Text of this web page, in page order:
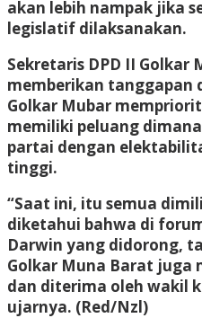
akan lebih nampak jika
legislatif dilaksanakan.
Sekretaris DPD II Golkar
memberikan tanggapan
Golkar Mubar
memiliki peluang
partai dengan
tinggi.
“Saat ini, itu semua
diketahui bahwa di
Darwin yang didorong,
Golkar Muna Barat juga
dan diterima oleh wakil
ujarnya. (Red/Nzl)